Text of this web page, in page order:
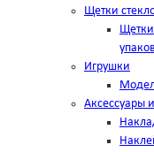
Щетки
Игрушки
Аксессуары